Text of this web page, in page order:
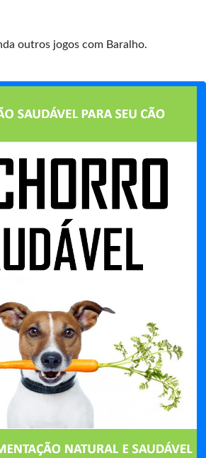
outros jogos com Baralho.